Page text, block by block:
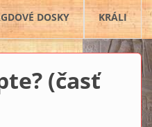
DOSKY KRÁLI
(časť